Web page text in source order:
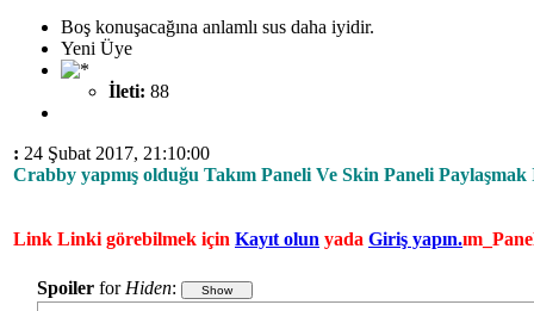
Boş konuşacağına anlamlı sus daha iyidir.
Yeni Üye
İleti: 88
: 24 Şubat 2017, 21:10:00
Crabby yapmış olduğu Takım Paneli Ve Skin Paneli
Link Linki görebilmek için Kayıt olun yada Giriş yapın.
Spoiler for Hiden: